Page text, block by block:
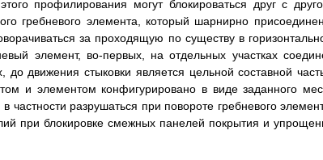
профилирования могут блокироваться друг с
гребневого элемента, который шарнирно
за проходящую по существу в
элемент, во-первых, на отдельных участках
движения стыковки является цельной составной
и элементом конфигурировано в виде заданного
разрушаться при повороте гребневого
при блокировке смежных панелей покрытия и